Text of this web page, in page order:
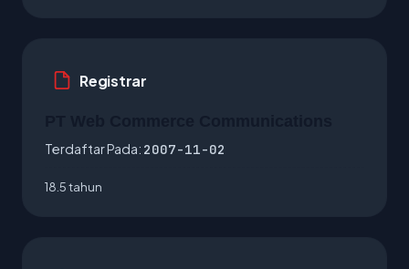
Registrar
Terdaftar Pada: 2007-11-02
18.5 tahun